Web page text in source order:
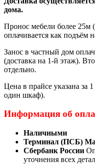
дома.
Пронос мебели более 25м
оплачивается как подъём
Занос в частный дом
(доставка на 1-й этаж).
отдельно.
Цена в прайсе указана за
один шкаф).
Информация об
Наличными
Терминал (ПСБ)
Сбербанк России
уточнения всех